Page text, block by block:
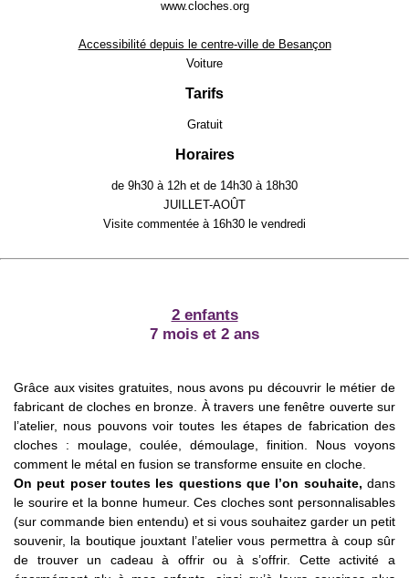
www.cloches.org
Accessibilité depuis le centre-ville de Besançon
Voiture
Tarifs
Gratuit
Horaires
de 9h30 à 12h et de 14h30 à 18h30
JUILLET-AOÛT
Visite commentée à 16h30 le vendredi
2 enfants
7 mois et 2 ans
Grâce aux visites gratuites, nous avons pu découvrir le métier de
fabricant de cloches en bronze. À travers une fenêtre ouverte sur
l’atelier, nous pouvons voir toutes les étapes de fabrication des
cloches : moulage, coulée, démoulage, finition. Nous voyons
comment le métal en fusion se transforme ensuite en cloche.
On peut poser toutes les questions que l’on souhaite, dans
le sourire et la bonne humeur. Ces cloches sont personnalisables
(sur commande bien entendu) et si vous souhaitez garder un petit
souvenir, la boutique jouxtant l’atelier vous permettra à coup sûr
de trouver un cadeau à offrir ou à s’offrir. Cette activité a